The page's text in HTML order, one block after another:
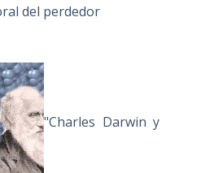
del perdedor
"Charles Darwin y